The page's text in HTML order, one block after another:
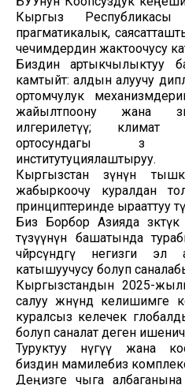
Кыргыз
прагматикалык,
чечимдердин жактоочусу
Биздин артыкчылыктуу
камтыйт: алдын алуучу
ортомчулук
жайылтпоону жана
илгерилетүү; климат
ортосундагы өз
институтуциялаштыруу.
Кыргызстан өзүнүн
жабыркоочу куралдан
принциптеринде ырааттуу
Биз Борбор Азияда
түзүүнүн башатында
чөйрөсүндөгү негизги
катышуучусу болуп
Кыргызстандын 2025-
салуу жөнүндө келишимге
куралсыз келечек
болуп саналат деген
Туруктуу өнүгүү жана
биздин мамилебиз
Деңизге чыга